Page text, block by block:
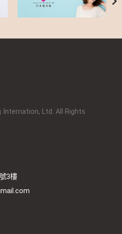
Ltd. All Rights
3樓